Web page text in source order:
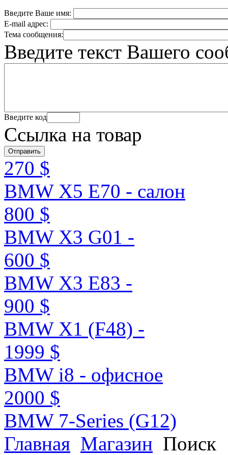
Введите Ваше имя:
E-mail адрес:
Тема сообщения:
Введите текст Вашего
Введите код
Ссылка на товар
270 $
BMW X5 E70 - салон
800 $
BMW X3 G01 -
600 $
BMW X3 E83 -
900 $
BMW X1 (F48) -
1999 $
BMW i8 - офисное
2000 $
BMW 7-Series (G12)
Главная Магазин Поиск